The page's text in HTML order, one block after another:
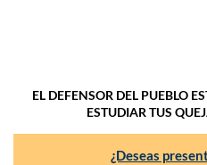
EL DEFENSOR DEL PUEBLO
ESTUDIAR TUS
¿Deseas